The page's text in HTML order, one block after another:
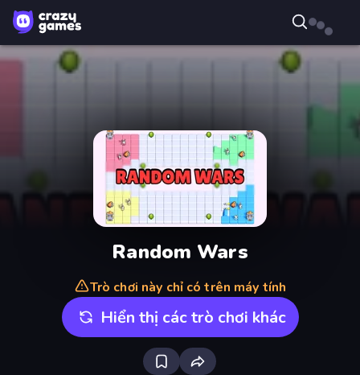
Random Wars
Trò chơi này chỉ có trên máy tính
Hiển thị các trò chơi khác